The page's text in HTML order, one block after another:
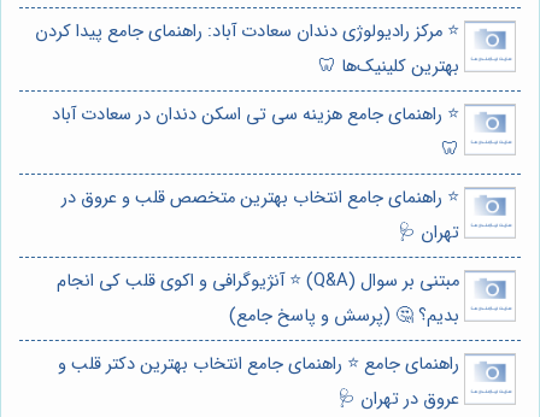
⭐️ مرکز رادیولوژی دندان سعادت آباد: راهنمای جامع پیدا کردن
بهترین کلینیک‌ها 🦷
⭐️ راهنمای جامع هزینه سی تی اسکن دندان در سعادت آباد
🦷
⭐️ راهنمای جامع انتخاب بهترین متخصص قلب و عروق در
تهران 🩺
مبتنی بر سوال (Q&A) ⭐️ آنژیوگرافی و اکوی قلب کی انجام
بدیم؟ 🤔 (پرسش و پاسخ جامع)
راهنمای جامع ⭐️ راهنمای جامع انتخاب بهترین دکتر قلب و
عروق در تهران 🩺